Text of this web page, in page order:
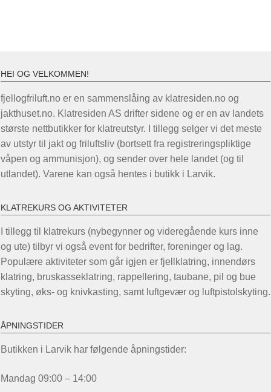
HEI OG VELKOMMEN!
fjellogfriluft.no er en sammenslåing av klatresiden.no og
jakthuset.no. Klatresiden AS drifter sidene og er en av landets
største nettbutikker for klatreutstyr. I tillegg selger vi det meste
av utstyr til jakt og friluftsliv (bortsett fra registreringspliktige
våpen og ammunisjon), og sender over hele landet (og til
utlandet). Varene kan også hentes i butikk i Larvik.
KLATREKURS OG AKTIVITETER
I tillegg til klatrekurs (nybegynner og videregående kurs inne
og ute) tilbyr vi også event for bedrifter, foreninger og lag.
Populære aktiviteter som går igjen er fjellklatring, innendørs
klatring, bruskasseklatring, rappellering, taubane, pil og bue
skyting, øks- og knivkasting, samt luftgevær og luftpistolskyting.
ÅPNINGSTIDER
Butikken i Larvik har følgende åpningstider:
Mandag 09:00 – 14:00